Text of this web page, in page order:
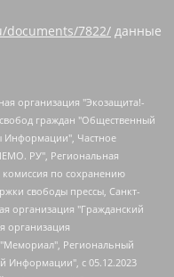
7822/ данные
"Чайка Белые сады", Ветошкина Валерия Валерьевна, Заговора Максим Александрович, Межрегиональное общественное движение "Российская ЛГБТ - сеть", Оленичев Максим Владимирович, Павлов Иван Юрьевич, Скворцова Елена Сергеевна, Общество с ограниченной ответственностью "Как бы инагент", Кочетков Игорь Викторович, Общество с ограниченной ответственностью "Честные выборы", Еланчик Олег Александрович, Общество с ограниченной ответственностью "Нобелевский призыв", Гималова Регина Эмилевна, Григорьев Андрей Валерьевич, Григорьева Алина Александровна, Ассоциация по содействию защите прав призывников, альтернативнослужащих и военнослужащих "Правозащитная группа "Гражданин.Армия.Право", Хисамова Регина Фаритовна, Автономная некоммерческая организация по реализации социально-правовых программ "Лилит", Дальневосточное общественное движение "Маяк", Санкт-Петербургская ЛГБТ-инициативная группа "Выход", Инициативная группа ЛГБТ+ "Реверс", Алексеев Андрей Викторович, Бекбулатова Таисия Львовна, Беляев Иван Михайлович, Владыкина Елена Сергеевна, Гельман Марат Александрович, Никульшина Вероника Юрьевна, Толоконникова Надежда Андреевна, Шендерович Виктор Анатольевич, Общество с ограниченной ответственностью "Данное сообщение", Общество с ограниченной ответственностью Издательский дом "Новая глава", Айнбиндер Александра Александровна, Московский комьюнити-центр для ЛГБТ+инициатив, Благотворительный фонд развития филантропии, Deutsche Welle (Германия, Kurt-Schumacher-Strasse 3, 53113 Bonn), Борзунова Мария Михайловна, Воробьев Виктор Викторович, Голубева Анна Львовна, Константинова Алла Михайловна, Малкова Ирина Владимировна, Мурадов Мурад Абдулгалимович, Осетинская Елизавета Николаевна, Понасенков Евгений Николаевич, Ганапольский Матвей Юрьевич, Киселев Евгений Алексеевич, Борухович Ирина Григорьевна, Дремин Иван Тимофеевич, Дубровский Дмитрий Викторович, Красноярская региональная общественная организация поддержки и развития альтернативных образовательных технологий и межкультурных коммуникаций "ИНТЕРРА", Маяковская Екатерина Алексеевна, Фейгин Марк Захарович, Филимонов Андрей Викторович, Дзугкоева Регина Николаевна, Доброхотов Роман Александрович, Дудь Юрий Александрович, Елкин Сергей Владимирович, Кругликов Кирилл Игоревич, Сабунаева Мария Леонидовна, Семенов Алексей Владимирович, Шаинян Карен Багратович, Шульман Екатерина Михайловна, Асафьев Артур Валерьевич, Вахштайн Виктор Семенович, Венедиктов Алексей Алексеевич, Лушникова Екатерина Евгеньевна, Волков Леонид Михайлович, Невзоров Александр Глебович, Пархоменко Сергей Борисович, Сироткин Ярослав Николаевич, Кара-Мурза Владимир Владимирович, Баранова Наталья Владимировна, Гозман Леонид Яковлевич, Кагарлицкий Борис Юльевич, Климарев Михаил Валерьевич, Милов Владимир Станиславович, Автономная некоммерческая организация Краснодарский центр современного искусства "Типография", Моргенштерн Алишер Тагирович, Соболь Любовь Эдуардовна, Общество с ограниченной ответственностью "ЛИЗА НОРМ", Каспаров Гарри Кимович, Ходорковский Михаил Борисович, Общество с ограниченной ответственностью "Апрельские тезисы", Данилович Ирина Брониславовна, Кашин Олег Владимирович, Петров Николай Владимирович, Пивоваров Алексей Владимирович, Соколов Михаил Владимирович, Цветкова Юлия Владимировна, Чичваркин Евгений Александрович, Комитет против пыток/Команда против пыток, Общество с ограниченной ответственностью "Первый научный", Общество с ограниченной ответственностью "Вертолет и ко", Белоцерковская Вероника Борисовна, Кац Максим Евгеньевич, Лазарева Татьяна Юрьевна, Шаведдинов Руслан Табризович, Яшин Илья Валерьевич, Общество с ограниченной ответственностью "Иноагент ААВ", Алешковский Дмитрий Петрович, Альбац Евгения Марковна, Быков Дмитрий Львович, Галямина Юлия Евгеньевна, Лойко Сергей Леонидович, Мартынов Кирилл Константинович, Медведев Сергей Александрович, Крашенинников Федор Геннадиевич, Гордеева Катерина Вл